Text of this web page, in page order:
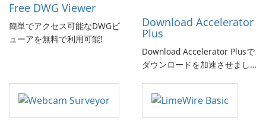
Free DWG Viewer
簡単でアクセス可能なDWGビ
ューアを無料で利用可能!
Download Accelerator
Plus
Download Accelerator Plusで
ダウンロードを加速させまし